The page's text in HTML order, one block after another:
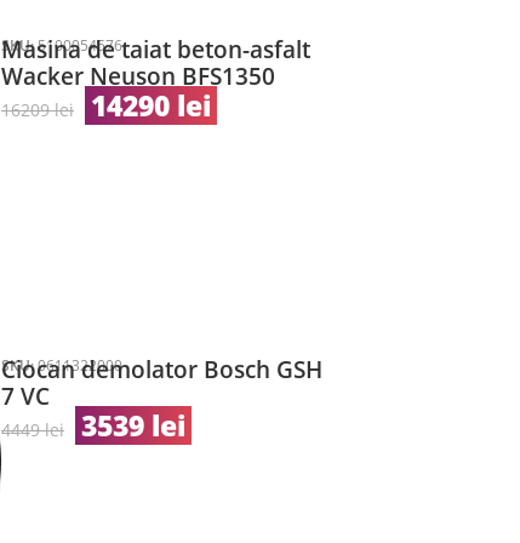
SKU:5100054576
Masina de taiat beton-asfalt
Wacker Neuson BFS1350
16209lei 14290 lei
SKU:0611322000
Ciocan demolator Bosch GSH
7 VC
4449lei 3539 lei